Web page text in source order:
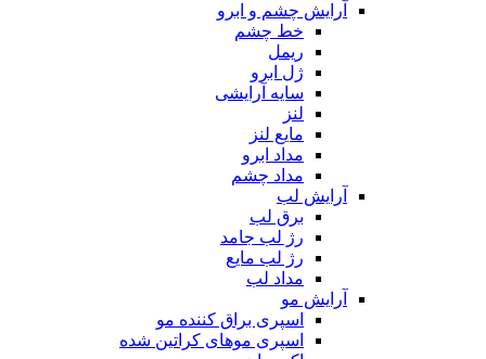
آرایش چشم و ابرو
خط چشم
ریمل
ژل ابرو
سایه آرایشی
لنز
مایع لنز
مداد ابرو
مداد چشم
آرایش لب
برق لب
رژ لب جامد
رژ لب مایع
مداد لب
آرایش مو
اسپری براق کننده مو
اسپری موهای کراتین شده